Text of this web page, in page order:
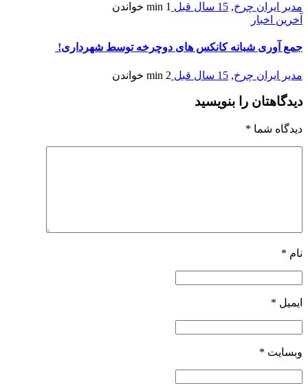
مدیر ایران چرخ, 15 سال قبل 1 min
خواندن
آخرین اخبار
جمع آوری شبانه کانکس های دوچرخه توسط شهرداری!
مدیر ایران چرخ, 15 سال قبل 2 min خواندن
دیدگاهتان را بنویسید
دیدگاه شما *
نام *
ایمیل *
وبسایت *